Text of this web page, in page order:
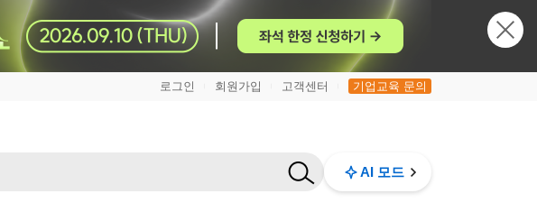
로그인 회원가입 고객센터 기업교육 문의
AI 모드